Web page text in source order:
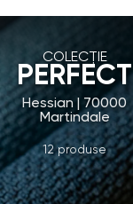
COLECȚIE
PERFECT
Hessian | 70000
Martindale
12 produse